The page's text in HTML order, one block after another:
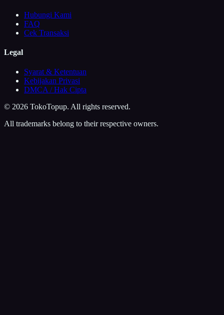
Hubungi Kami
FAQ
Cek Transaksi
Legal
Syarat & Ketentuan
Kebijakan Privasi
DMCA / Hak Cipta
© 2026 TokoTopup. All rights reserved.
All trademarks belong to their respective owners.